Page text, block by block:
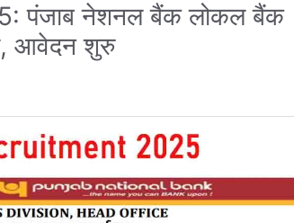
पंजाब नेशनल बैंक लोकल बैंक
आवेदन शुरु